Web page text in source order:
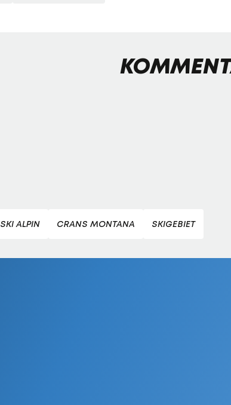
SKI ALPIN CRANS MONTANA SKIGEBIET